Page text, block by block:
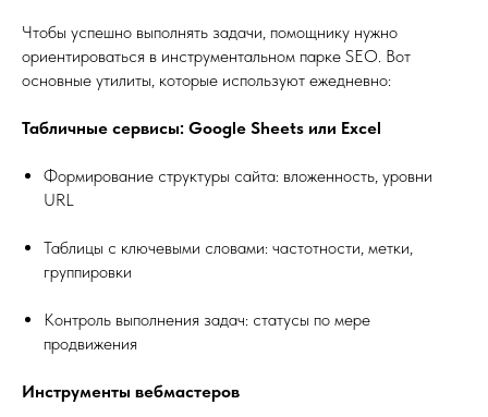
Чтобы успешно выполнять задачи, помощнику нужно
ориентироваться в инструментальном парке SEO. Вот
основные утилиты, которые используют ежедневно:
Табличные сервисы: Google Sheets или Excel
Формирование структуры сайта: вложенность, уровни
URL
Таблицы с ключевыми словами: частотности, метки,
группировки
Контроль выполнения задач: статусы по мере
продвижения
Инструменты вебмастеров